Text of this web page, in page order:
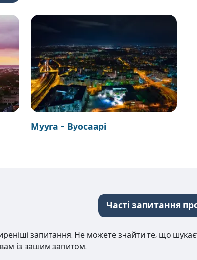
Мууга - Вуосаарі
Часті запитання
запитання. Не можете знайти те, що
із вашим запитом.